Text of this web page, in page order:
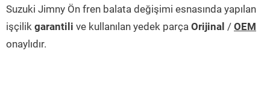
Suzuki Jimny Ön fren balata değişimi esnasında yapılan
işçilik garantili ve kullanılan yedek parça Orijinal / OEM
onaylıdır.